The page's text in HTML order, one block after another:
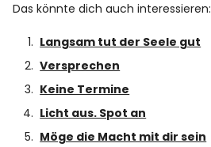
Das könnte dich auch interessieren:
Langsam tut der Seele gut
Versprechen
Keine Termine
Licht aus. Spot an
Möge die Macht mit dir sein